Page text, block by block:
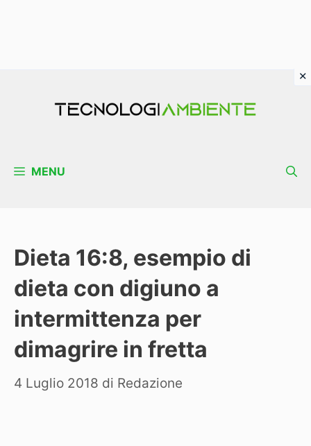
MENU
Dieta 16:8, esempio di
dieta con digiuno a
intermittenza per
dimagrire in fretta
4 Luglio 2018 di Redazione